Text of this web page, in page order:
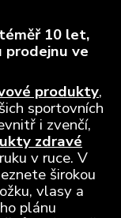
10 let,
prodejnu ve
produkty,
sportovních
i zvenčí,
zdravé
v ruce. V
širokou
vlasy a
plánu